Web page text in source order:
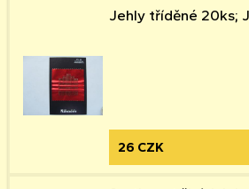
Jehly tříděné 20ks;
26 CZK